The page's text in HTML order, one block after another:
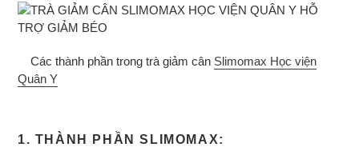
Các thành phần trong trà giảm cân Slimomax Học viện
Quân Y
1. THÀNH PHẦN SLIMOMAX: